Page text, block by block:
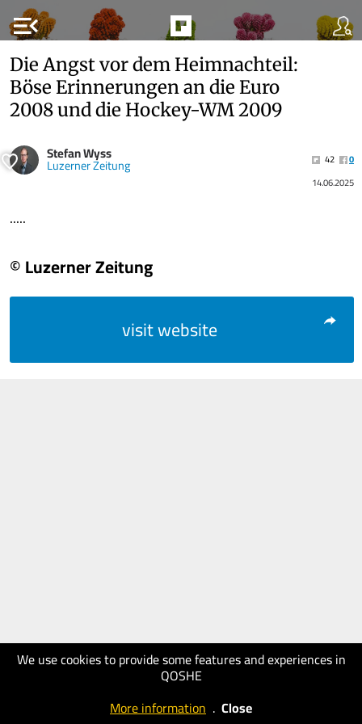
menu_open
We use cookies to provide some features and experiences in
QOSHE
More information . Close
Die Angst vor dem Heimnachteil:
Böse Erinnerungen an die Euro
2008 und die Hockey-WM 2009
Stefan Wyss
Luzerner Zeitung 42
0
14.06.2025
.....
© Luzerner Zeitung
visit website